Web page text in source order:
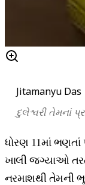
Jitamanyu Das
દુલેશ્વરી તેમનાં
ધોરણ 11માં ભણતાં
ખાલી જગ્યાઓ
નરમાશથી તેમની